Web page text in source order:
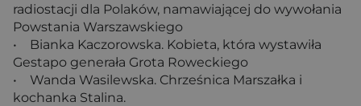
radiostacji dla Polaków, namawiającej do wywołania
Powstania Warszawskiego
• Bianka Kaczorowska. Kobieta, która wystawiła
Gestapo generała Grota Roweckiego
• Wanda Wasilewska. Chrześnica Marszałka i
kochanka Stalina.